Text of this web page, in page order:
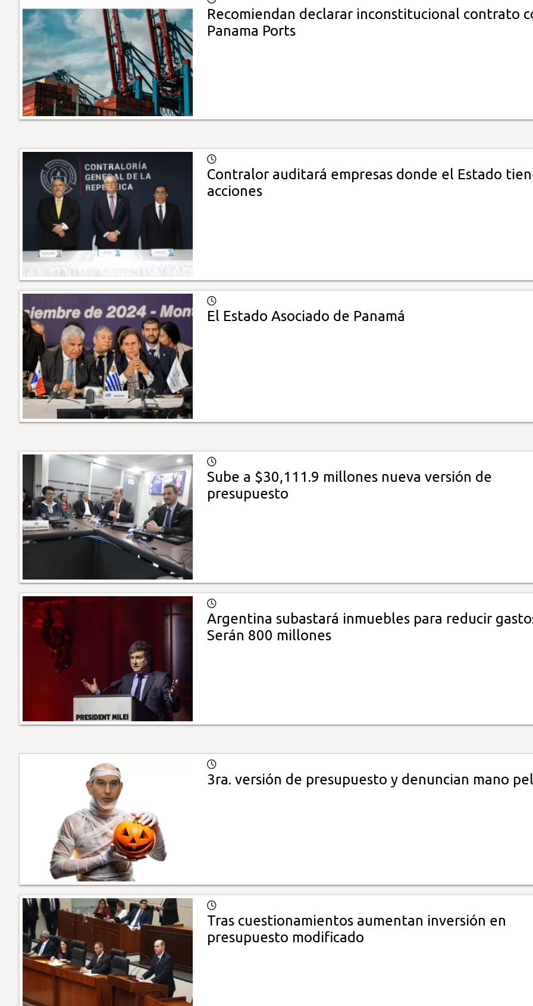
Recomiendan declarar inconstitucional contrato
Panama Ports
Contralor auditará empresas donde el Estado
acciones
El Estado Asociado de Panamá
Sube a $30,111.9 millones nueva versión de
presupuesto
Argentina subastará inmuebles para reducir
Serán 800 millones
3ra. versión de presupuesto y denuncian mano
Tras cuestionamientos aumentan inversión en
presupuesto modificado